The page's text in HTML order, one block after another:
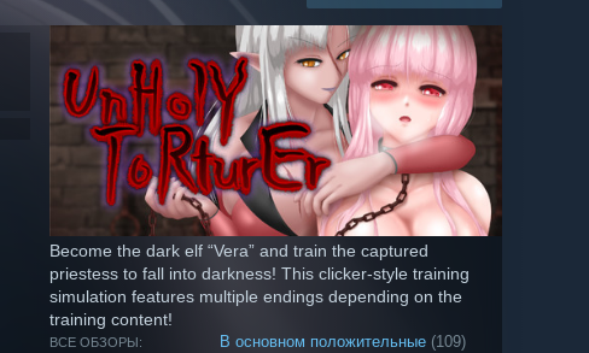
Become the dark elf “Vera” and train the captured
priestess to fall into darkness! This clicker-style training
simulation features multiple endings depending on the
training content!
ВСЕ ОБЗОРЫ: В основном положительные (109)